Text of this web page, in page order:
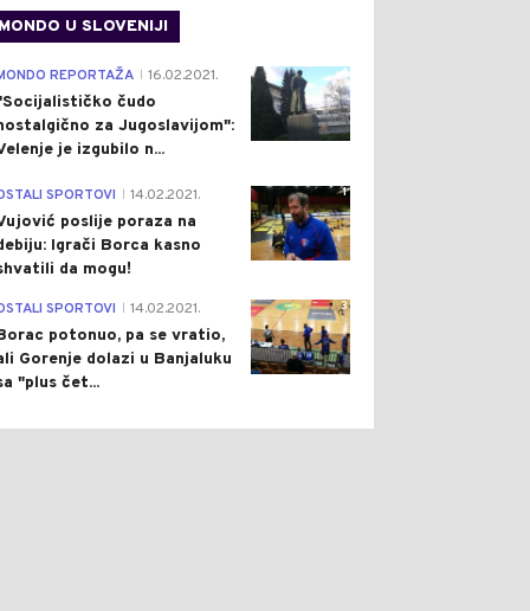
U SLOVENIJI
4
REPORTAŽA 16.02.2021.
čudo
za Jugoslavijom":
je izgubilo n...
1
SPORTOVI 14.02.2021.
poslije poraza na
Igrači Borca kasno
da mogu!
3
SPORTOVI 14.02.2021.
potonuo, pa se vratio,
Gorenje dolazi u Banjaluku
"plus čet...